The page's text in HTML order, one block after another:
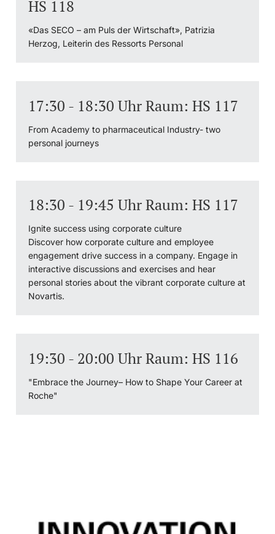
HS 118
«Das SECO – am Puls der Wirtschaft», Patrizia
Herzog, Leiterin des Ressorts Personal
17:30 - 18:30 Uhr Raum: HS 117
From Academy to pharmaceutical Industry- two
personal journeys
18:30 - 19:45 Uhr Raum: HS 117
Ignite success using corporate culture
Discover how corporate culture and employee
engagement drive success in a company. Engage in
interactive discussions and exercises and hear
personal stories about the vibrant corporate culture at
Novartis.
19:30 - 20:00 Uhr Raum: HS 116
"Embrace the Journey– How to Shape Your Career at
Roche"